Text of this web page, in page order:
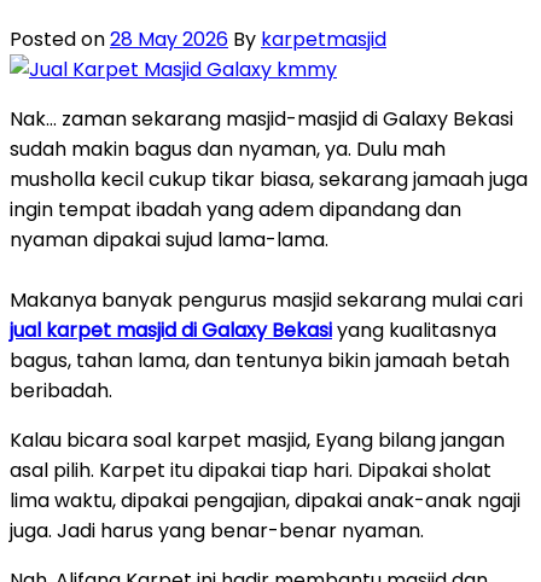
Posted on28 May 2026 By karpetmasjid
Nak… zaman sekarang masjid-masjid di Galaxy Bekasi
sudah makin bagus dan nyaman, ya. Dulu mah
musholla kecil cukup tikar biasa, sekarang jamaah juga
ingin tempat ibadah yang adem dipandang dan
nyaman dipakai sujud lama-lama.
Makanya banyak pengurus masjid sekarang mulai cari
jual karpet masjid di Galaxy Bekasiyang kualitasnya
bagus, tahan lama, dan tentunya bikin jamaah betah
beribadah.
Kalau bicara soal karpet masjid, Eyang bilang jangan
asal pilih. Karpet itu dipakai tiap hari. Dipakai sholat
lima waktu, dipakai pengajian, dipakai anak-anak ngaji
juga. Jadi harus yang benar-benar nyaman.